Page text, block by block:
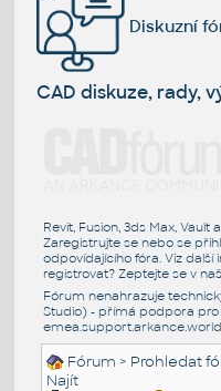
Diskuzní
CAD diskuze, rady,
Revit, Fusion, 3ds Max,
Zaregistrujte se nebo se
odpovídajícího fóra. Viz další
registrovat? Zeptejte se v
Fórum nenahrazuje
Studio) - přímá podpora pro
emea.support.arkance.world
Fórum > Prohledat
Najít